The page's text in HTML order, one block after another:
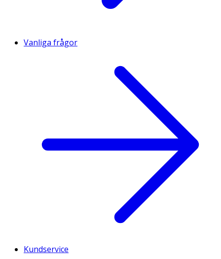
Vanliga frågor
Kundservice